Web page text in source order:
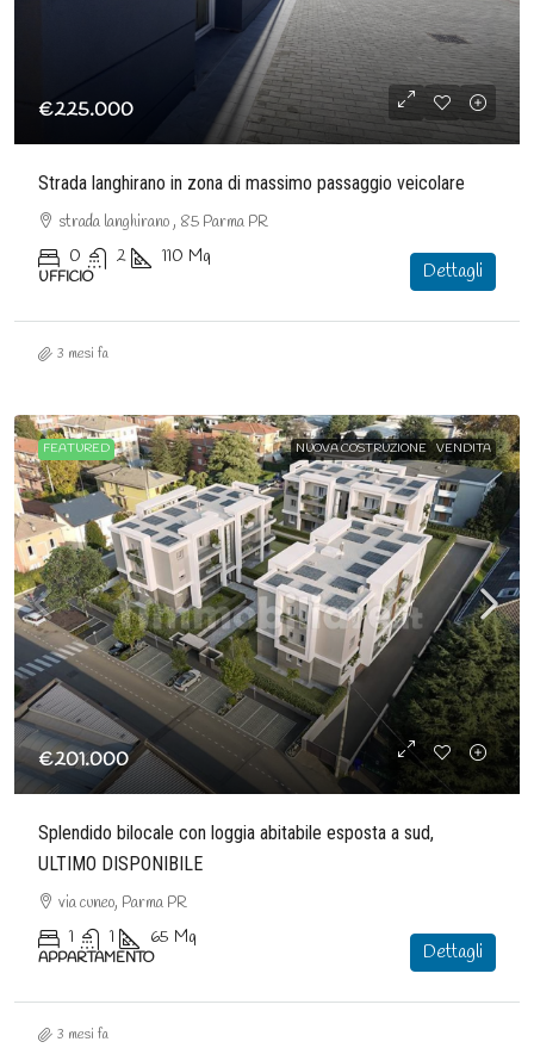
€225.000
Strada langhirano in zona di massimo passaggio veicolare
strada langhirano , 85 Parma PR
0 2 110 Mq
UFFICIO Dettagli
3 mesi fa
FEATURED NUOVA COSTRUZIONE VENDITA
€201.000
Splendido bilocale con loggia abitabile esposta a sud,
ULTIMO DISPONIBILE
via cuneo, Parma PR
1 1 65 Mq
APPARTAMENTO Dettagli
3 mesi fa